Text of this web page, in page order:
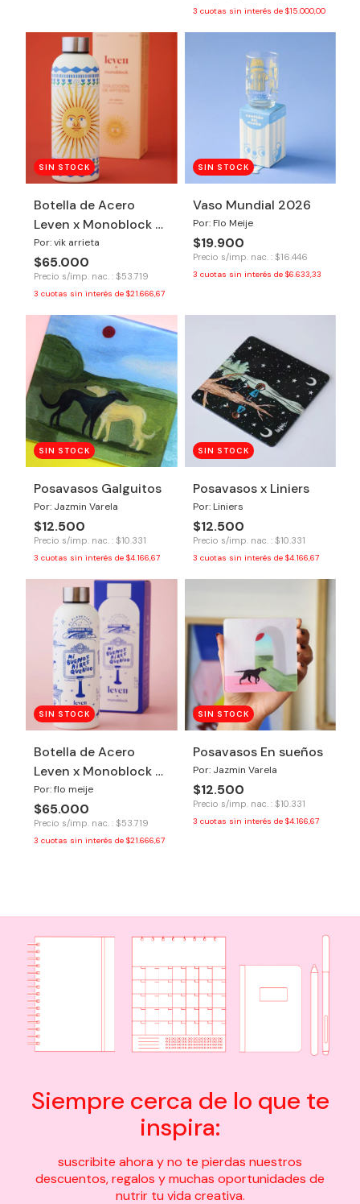
3 cuotas sin interés de $15.000,00
SIN STOCK
Botella de Acero
Leven x Monoblock -
Honrá tu poder
Por: vik arrieta
$65.000
Precio s/imp. nac. : $53.719
3 cuotas sin interés de $21.666,67
SIN STOCK
Vaso Mundial 2026
Por: Flo Meije
$19.900
Precio s/imp. nac. : $16.446
3 cuotas sin interés de $6.633,33
SIN STOCK
Posavasos Galguitos
Por: Jazmin Varela
$12.500
Precio s/imp. nac. : $10.331
3 cuotas sin interés de $4.166,67
SIN STOCK
Posavasos x Liniers
Por: Liniers
$12.500
Precio s/imp. nac. : $10.331
3 cuotas sin interés de $4.166,67
SIN STOCK
Botella de Acero
Leven x Monoblock -
Buenos Aires
Por: flo meije
$65.000
Precio s/imp. nac. : $53.719
3 cuotas sin interés de $21.666,67
SIN STOCK
Posavasos En sueños
Por: Jazmin Varela
$12.500
Precio s/imp. nac. : $10.331
3 cuotas sin interés de $4.166,67
Siempre cerca de lo que te
inspira:
suscribite ahora y no te pierdas nuestros
descuentos, regalos y muchas oportunidades de
nutrir tu vida creativa.